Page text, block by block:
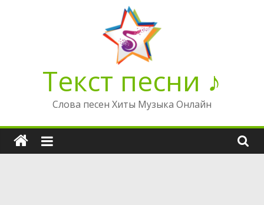
Текст песни ♪
Слова песен Хиты Музыка Онлайн